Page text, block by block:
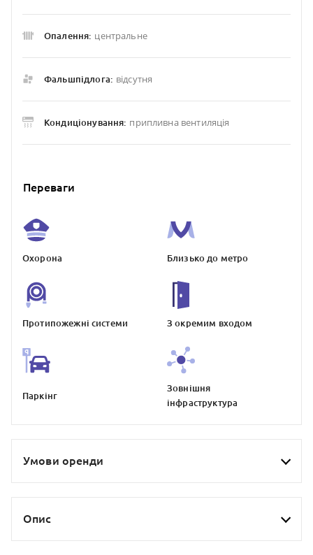
Опалення: центральне
Фальшпідлога: відсутня
Кондиціонування: припливна вентиляція
Переваги
Охорона Близько до метро
Протипожежнi системи З окремим входом
Паркiнг
Зовнiшня
iнфраструктура
Умови оренди
Опис